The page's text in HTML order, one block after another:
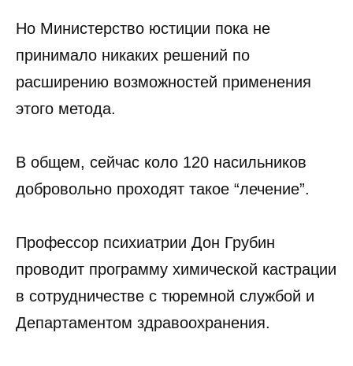
Но Министерство юстиции пока не
принимало никаких решений по
расширению возможностей применения
этого метода.
В общем, сейчас коло 120 насильников
добровольно проходят такое “лечение”.
Профессор психиатрии Дон Грубин
проводит программу химической кастрации
в сотрудничестве с тюремной службой и
Департаментом здравоохранения.